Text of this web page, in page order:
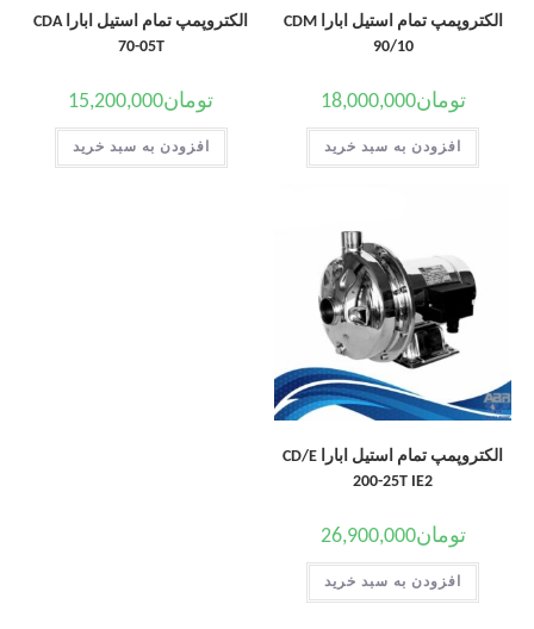
الکتروپمپ تمام استیل ابارا CDM
90/10
تومان18,000,000
افزودن به سبد خرید
الکتروپمپ تمام استیل ابارا CDA
70-05T
تومان15,200,000
افزودن به سبد خرید
الکتروپمپ تمام استیل ابارا CD/E
200-25T IE2
تومان26,900,000
افزودن به سبد خرید